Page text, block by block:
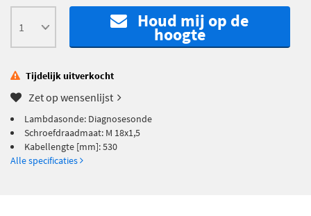
Houd mij op de
hoogte
Tijdelijk uitverkocht
Zet op wensenlijst
Lambdasonde: Diagnosesonde
Schroefdraadmaat: M 18x1,5
Kabellengte [mm]: 530
Alle specificaties